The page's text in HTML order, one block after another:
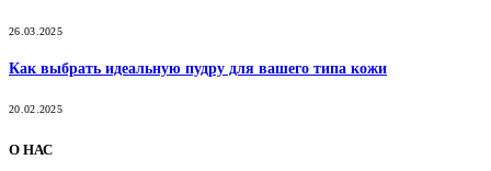
26.03.2025
Как выбрать идеальную пудру для вашего типа кожи
20.02.2025
О НАС